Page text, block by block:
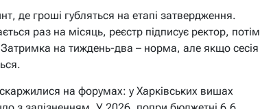
де гроші губляться на етапі затвердження.
раз на місяць, реєстр підписує ректор, потім
на тиждень-два – норма, але якщо сесія
на форумах: у Харківських вишах